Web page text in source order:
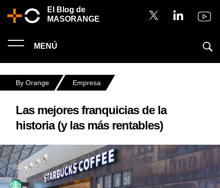
El Blog de
MASORANGE
MENÚ
By Orange Empresa
Las mejores franquicias de la
historia (y las más rentables)